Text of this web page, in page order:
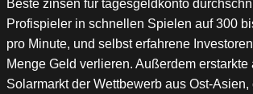
Beste zinsen für tagesgeldkonto
Profispieler in schnellen Spielen auf 300
pro Minute, und selbst erfahrene
Menge Geld verlieren. Außerdem erstarkte
Solarmarkt der Wettbewerb aus Ost-Asien,